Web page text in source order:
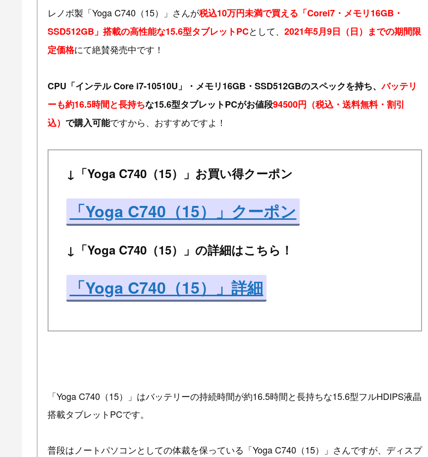
レノボ製「Yoga C740（15）」さんが税込10万円未満で買える「Corei7・メモリ16GB・
SSD512GB」搭載の高性能な15.6型タブレットPCとして、 2021年5月9日（日）までの期間限
定価格にて絶賛発売中です！
CPU「インテル Core i7-10510U」・メモリ16GB・SSD512GBのスペックを持ち、バッテリ
ーも約16.5時間と長持ちな15.6型タブレットPCがお値段94500円（税込・送料無料・割引
込） で購入可能ですから、おすすめですよ！
↓「Yoga C740（15）」お買い得クーポン
「Yoga C740（15）」クーポン
↓「Yoga C740（15）」の詳細はこちら！
「Yoga C740（15）」詳細
「Yoga C740（15）」はバッテリーの持続時間が約16.5時間と長持ちな15.6型フルHDIPS液晶
搭載タブレットPCです。
普段はノートパソコンとしての体裁を保っている「Yoga C740（15）」さんですが、ディスプ